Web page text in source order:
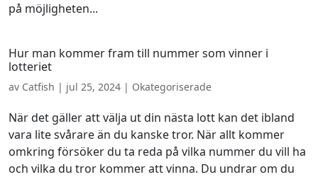
på möjligheten...
Hur man kommer fram till nummer som vinner i
lotteriet
av Catfish | jul 25, 2024 | Okategoriserade
När det gäller att välja ut din nästa lott kan det ibland
vara lite svårare än du kanske tror. När allt kommer
omkring försöker du ta reda på vilka nummer du vill ha
och vilka du tror kommer att vinna. Du undrar om du